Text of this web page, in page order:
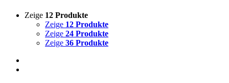
Zeige 12 Produkte
Zeige 12 Produkte
Zeige 24 Produkte
Zeige 36 Produkte